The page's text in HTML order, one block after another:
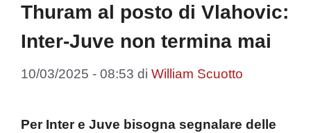
Thuram al posto di Vlahovic:
Inter-Juve non termina mai
10/03/2025 - 08:53 di William Scuotto
Per Inter e Juve bisogna segnalare delle